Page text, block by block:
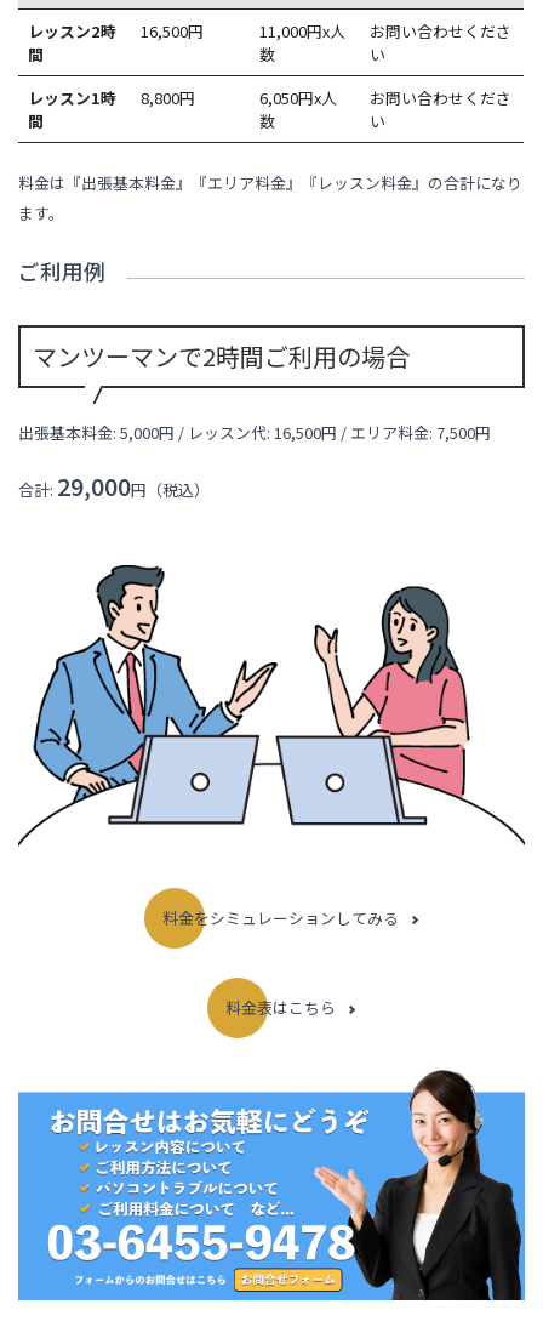
レッスン2時
間
16,500円
11,000円x人
数
お問い合わせくださ
い
レッスン1時
間
8,800円
6,050円x人
数
お問い合わせくださ
い
料金は『出張基本料金』『エリア料金』『レッスン料金』の合計になり
ます。
ご利用例
マンツーマンで2時間ご利用の場合
出張基本料金: 5,000円 / レッスン代: 16,500円 / エリア料金: 7,500円
合計: 29,000円（税込）
料金をシミュレーションしてみる
料金表はこちら